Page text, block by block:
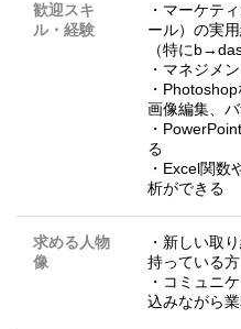
歓迎スキ
ル・経験
・マーケテ
ール）の実
（特に
・マネジメ
・
画像編集、
・
る
・Excel関数
析ができる
求める人物
像
・新しい取
持っている方
・コミュニ
込みながら